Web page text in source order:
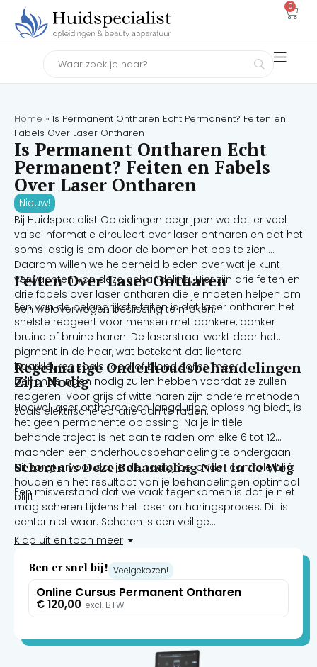
0
Home » Is Permanent Ontharen Echt Permanent? Feiten en
Fabels Over Laser Ontharen
Is Permanent Ontharen Echt
Permanent? Feiten en Fabels
Over Laser Ontharen
Nieuw!
Bij Huidspecialist Opleidingen begrijpen we dat er veel
valse informatie circuleert over laser ontharen en dat het
soms lastig is om door de bomen het bos te zien.
Daarom willen we helderheid bieden over wat je kunt
verwachten van deze behandeling. Hier zijn drie feiten en
drie fabels over laser ontharen die je moeten helpen om
een weloverwogen beslissing te maken.
Feiten Over Laser Ontharen
Een van de belangrijkste feiten is dat laser ontharen het
snelste reageert voor mensen met donkere, donker
bruine of bruine haren. De laserstraal werkt door het
pigment in de haar, wat betekent dat lichtere
haarkleuren zoals rood of blond soms meer
behandelingen nodig zullen hebben voordat ze zullen
reageren. Voor grijs of witte haren zijn andere methoden
zoals elektrische epilatie aan te raden.
Regelmatige Onderhoudsbehandelingen
Zijn Nodig
Hoewel laser ontharen een langdurige oplossing biedt, is
het geen permanente oplossing. Na je initiële
behandeltraject is het aan te raden om elke 6 tot 12
maanden een onderhoudsbehandeling te ondergaan.
Dit zorgt ervoor dat je de haargroei onder controle blijft
houden en het resultaat van je behandelingen optimaal
blijft.
Scheren is Deze Behandeling Niet in de Weg
Een misverstand dat we vaak tegenkomen is dat je niet
mag scheren tijdens het laser ontharingsproces. Dit is
echter niet waar. Scheren is een veilige
ontharingsmethode die je kunt gebruiken tussen de
worden vermeden omdat dit de haar eruit trekt en de
laserbehandeling minder effectief maakt.
Klap uit en toon meer
Ben er snel bij! Veelgekozen!
Online Cursus Permanent Ontharen
€120,00 excl. BTW